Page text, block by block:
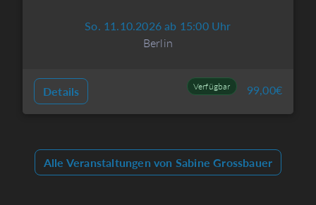
So. 11.10.2026 ab 15:00 Uhr
Berlin
Details Verfügbar 99,00€
Alle Veranstaltungen von Sabine Grossbauer